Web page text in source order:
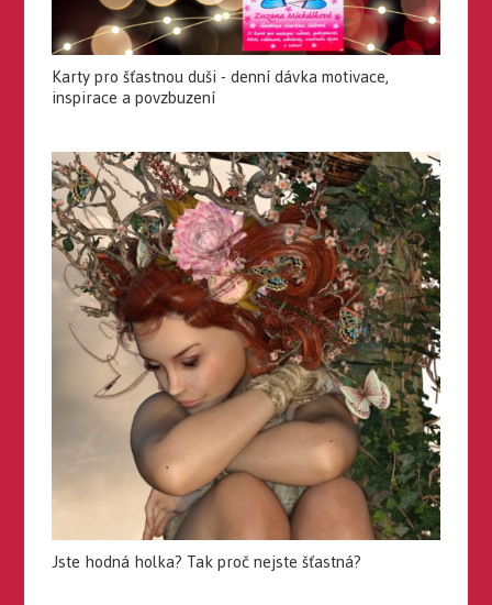
Karty pro šťastnou duši - denní dávka motivace,
inspirace a povzbuzení
Jste hodná holka? Tak proč nejste šťastná?